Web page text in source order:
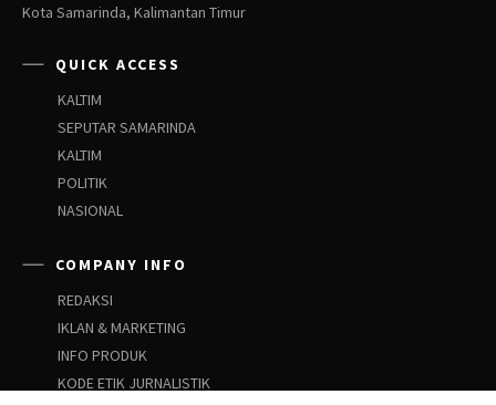
Kota Samarinda, Kalimantan Timur
QUICK ACCESS
KALTIM
SEPUTAR SAMARINDA
KALTIM
POLITIK
NASIONAL
COMPANY INFO
REDAKSI
IKLAN & MARKETING
INFO PRODUK
KODE ETIK JURNALISTIK